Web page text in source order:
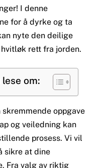
I denne
for å dyrke og ta
nyte den deilige
rett fra jorden.
om:
oppgave
og veiledning kan
prosess. Vi vil
sikre at dine
Fra valg av riktig